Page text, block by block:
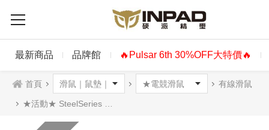
最新商品 品牌館 🔥Pulsar 6th 30%OFF大特價🔥
首頁 有線滑鼠
★活動★ SteelSeries 競爭者 Rival310 光學滑鼠 CS:GO HOWL版